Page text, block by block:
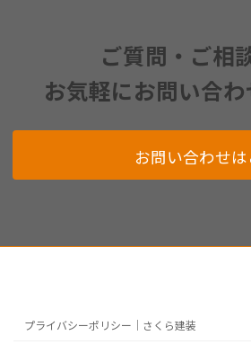
ご質問・ご相
お気軽にお問い合
お問い合わせは
プライバシーポリシー｜さくら建装